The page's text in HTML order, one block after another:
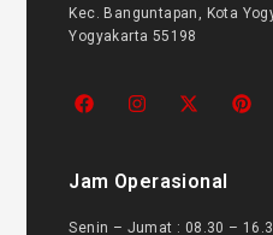
Kec. Banguntapan, Kota
Yogyakarta 55198
Jam Operasional
Senin – Jumat : 08.30 –